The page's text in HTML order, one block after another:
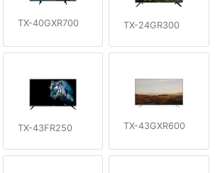
TX-40GXR700 TX-24GR300
TX-43FR250 TX-43GXR600